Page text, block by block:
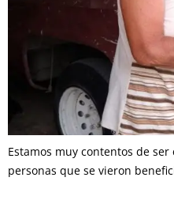
Estamos muy contentos de
personas que se vieron